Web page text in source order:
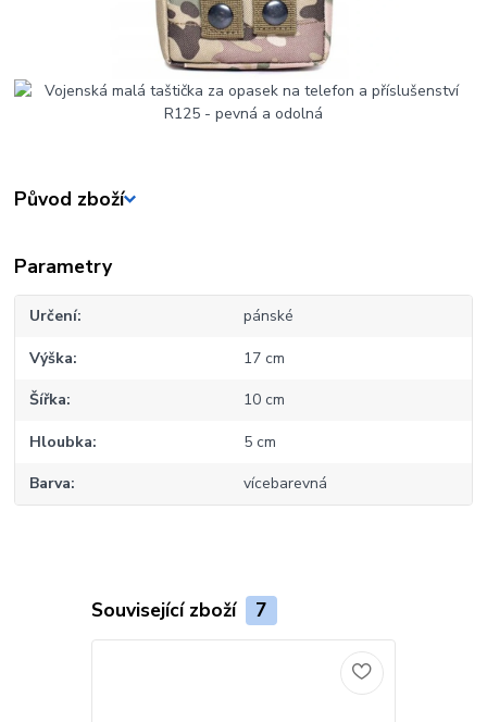
Původ zboží
Parametry
Určení pánské
Výška 17 cm
Šířka 10 cm
Hloubka 5 cm
Barva vícebarevná
Související zboží 7